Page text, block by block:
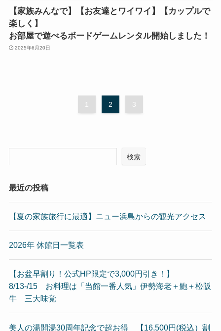
【家族みんなで】【お友達とワイワイ】【カップルで
楽しく】
お部屋で遊べるボードゲームレンタル開始しました！
2025年6月20日
1 2 3
検索
最近の投稿
【夏の家族旅行に最適】ニュー浜島からの観光アクセス
2026年 休館日一覧表
【お盆早割り！公式HP限定で3,000円引き！】
8/13-/15 お料理は「当館一番人気」伊勢海老＋鮑＋松阪
牛 三大味覚
美人の湯開湯30周年記念で超お得 【16,500円(税込）割